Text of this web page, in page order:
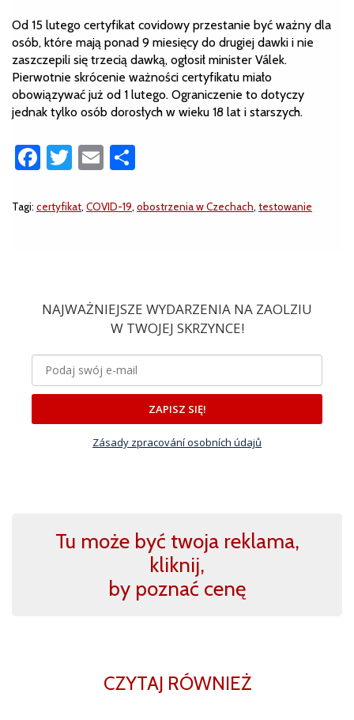
Od 15 lutego certyfikat covidowy przestanie być ważny dla
osób, które mają ponad 9 miesięcy do drugiej dawki i nie
zaszczepili się trzecią dawką, ogłosił minister Válek.
Pierwotnie skrócenie ważności certyfikatu miało
obowiązywać już od 1 lutego. Ograniczenie to dotyczy
jednak tylko osób dorosłych w wieku 18 lat i starszych.
Facebook
Twitter
Email
Tagi: certyfikat, COVID-19, obostrzenia w Czechach, testowanie
NAJWAŻNIEJSZE WYDARZENIA NA ZAOLZIU
W TWOJEJ SKRZYNCE!
ZAPISZ SIĘ!
Zásady zpracování osobních údajů
Tu może być twoja reklama,
kliknij,
by poznać cenę
CZYTAJ RÓWNIEŻ